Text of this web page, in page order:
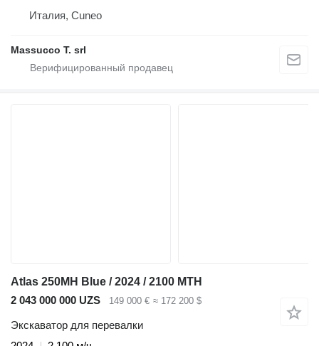
Италия, Cuneo
Massucco T. srl
Atlas 250MH Blue / 2024 / 2100 MTH
2 043 000 000 UZS
149 000 € ≈ 172 200 $
Экскаватор для перевалки